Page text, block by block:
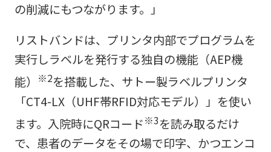
の削減にもつながります。」
リストバンドは、プリンタ内部でプログラムを
実行しラベルを発行する独自の機能（AEP機
能）
※2を搭載した、サトー製ラベルプリンタ
「CT4-LX（UHF帯RFID対応モデル）」を使い
ます。入院時にQRコード※3を読み取るだけ
で、患者のデータをその場で印字、かつエンコ